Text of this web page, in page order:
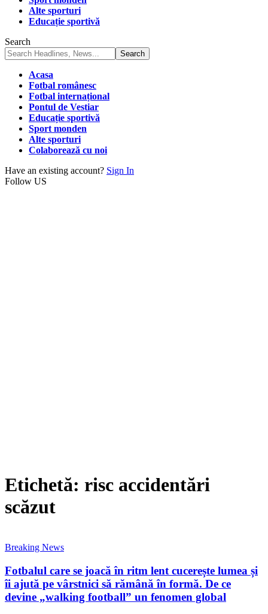
Alte sporturi
Educație sportivă
Search
Acasa
Fotbal românesc
Fotbal internațional
Pontul de Vestiar
Educație sportivă
Sport monden
Alte sporturi
Colaborează cu noi
Have an existing account? Sign In
Follow US
Etichetă: risc accidentări
scăzut
Breaking News
Fotbalul care se joacă în ritm lent cucerește lumea și
îi ajută pe vârstnici să rămână în formă. De ce
devine „walking football” un fenomen global